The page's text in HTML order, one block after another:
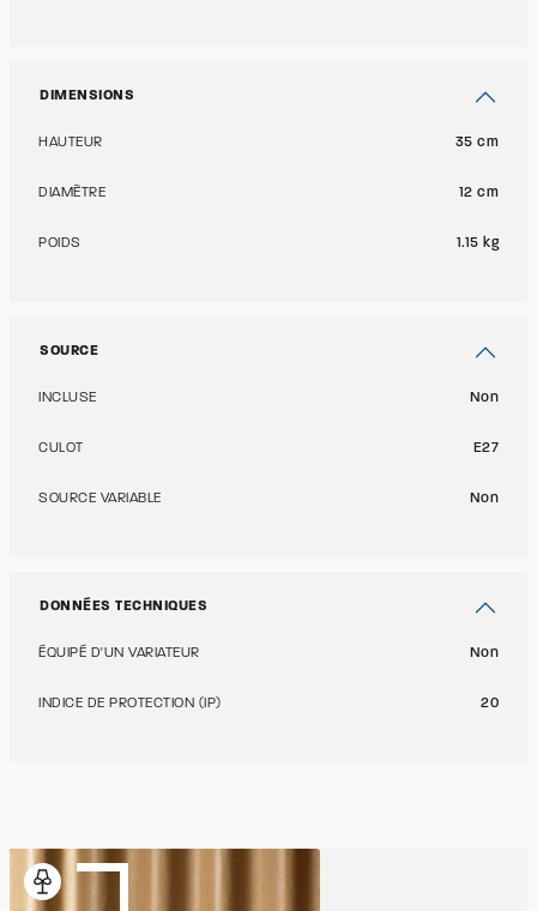
DIMENSIONS
HAUTEUR 35 cm
DIAMÈTRE 12 cm
POIDS 1.15 kg
SOURCE
INCLUSE Non
CULOT E27
SOURCE VARIABLE Non
DONNÉES TECHNIQUES
ÉQUIPÉ D'UN VARIATEUR Non
INDICE DE PROTECTION (IP) 20